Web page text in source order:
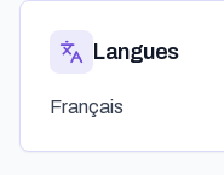
Langues
Français